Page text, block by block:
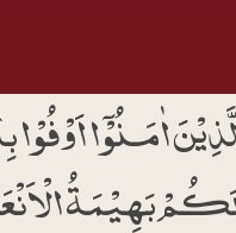
اٰمَنُوۡۤا
بَہِیۡمَۃُ